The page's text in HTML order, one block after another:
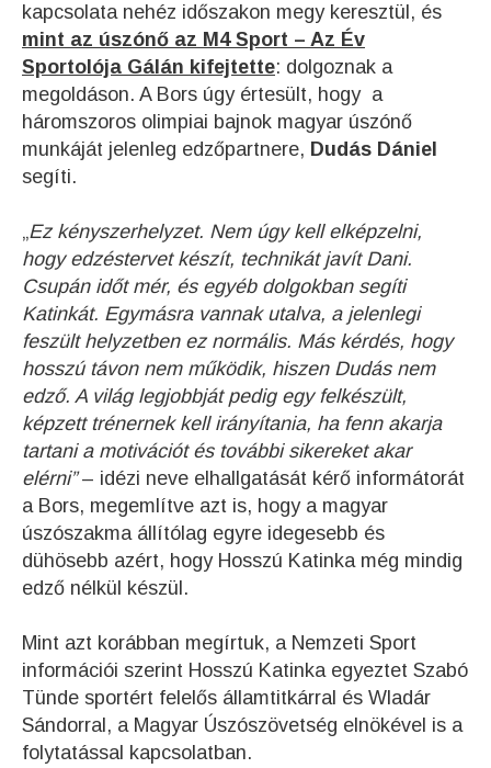
kapcsolata nehéz időszakon megy keresztül, és
mint az úszónő az M4 Sport – Az Év
Sportolója Gálán kifejtette: dolgoznak a
megoldáson. A Bors úgy értesült, hogy a
háromszoros olimpiai bajnok magyar úszónő
munkáját jelenleg edzőpartnere, Dudás Dániel
segíti.
„Ez kényszerhelyzet. Nem úgy kell elképzelni,
hogy edzéstervet készít, technikát javít Dani.
Csupán időt mér, és egyéb dolgokban segíti
Katinkát. Egymásra vannak utalva, a jelenlegi
feszült helyzetben ez normális. Más kérdés, hogy
hosszú távon nem működik, hiszen Dudás nem
edző. A világ legjobbját pedig egy felkészült,
képzett trénernek kell irányítania, ha fenn akarja
tartani a motivációt és további sikereket akar
elérni”– idézi neve elhallgatását kérő informátorát
a Bors, megemlítve azt is, hogy a magyar
úszószakma állítólag egyre idegesebb és
dühösebb azért, hogy Hosszú Katinka még mindig
edző nélkül készül.
Mint azt korábban megírtuk, a Nemzeti Sport
információi szerint Hosszú Katinka egyeztet Szabó
Tünde sportért felelős államtitkárral és Wladár
Sándorral, a Magyar Úszószövetség elnökével is a
folytatással kapcsolatban.